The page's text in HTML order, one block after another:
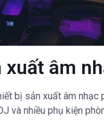
âm
bị sản xuất âm
và nhiều phụ kiện